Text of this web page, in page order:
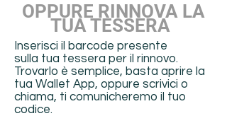
OPPURE RINNOVA LA
TUA TESSERA
Inserisci il barcode presente
sulla tua tessera per il rinnovo.
Trovarlo è semplice, basta aprire la
tua Wallet App, oppure scrivici o
chiama, ti comunicheremo il tuo
codice.